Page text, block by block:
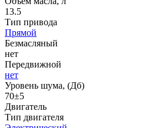
13.5
Тип привода
Прямой
Безмасляный
нет
Передвижной
нет
Уровень шума, (Дб)
70±5
Двигатель
Тип двигателя